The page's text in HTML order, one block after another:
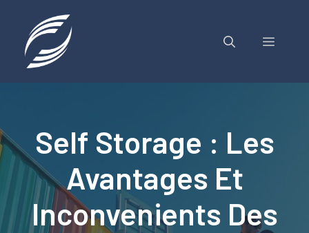
contenu
MENU
Self Storage : Les
Avantages Et
Inconvenients Des